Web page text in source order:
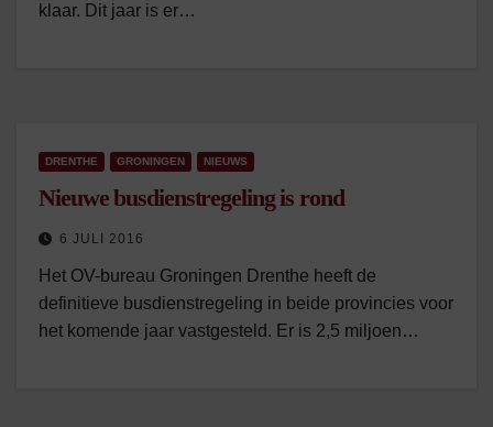
klaar. Dit jaar is er…
DRENTHE GRONINGEN NIEUWS
Nieuwe busdienstregeling is rond
6 JULI 2016
Het OV-bureau Groningen Drenthe heeft de
definitieve busdienstregeling in beide provincies voor
het komende jaar vastgesteld. Er is 2,5 miljoen…